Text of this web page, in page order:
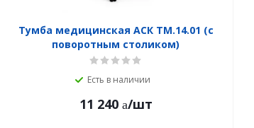
Тумба медицинская АСК ТМ.14.01 (с
поворотным столиком)
Есть в наличии
11 240 /шт